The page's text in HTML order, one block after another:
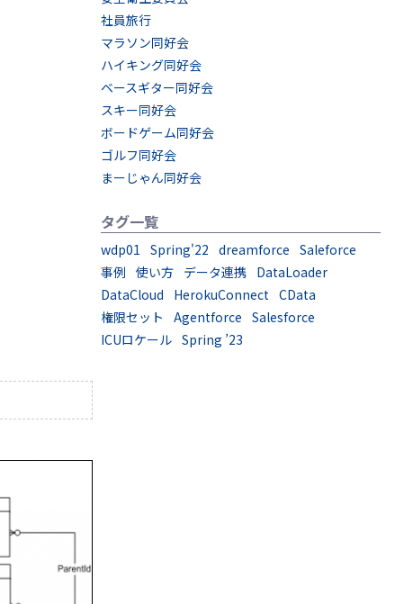
社員旅行
マラソン同好会
ハイキング同好会
ベースギター同好会
スキー同好会
ボードゲーム同好会
ゴルフ同好会
まーじゃん同好会
タグ一覧
wdp01 Spring'22 dreamforce Saleforce
事例 使い方 データ連携 DataLoader
DataCloud
HerokuConnect CData
権限セット
Agentforce Salesforce
ICUロケール Spring ’23